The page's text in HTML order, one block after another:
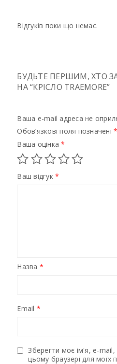
Відгуків поки що немає.
БУДЬТЕ ПЕРШИМ, ХТО
НА “КРІСЛО TRAEMORE”
Ваша e-mail адреса не
Обов’язкові поля позначені*
Ваша оцінка*
Ваш відгук*
Назва *
Email *
Зберегти моє ім'я, e-mail,
цьому браузері для моїх